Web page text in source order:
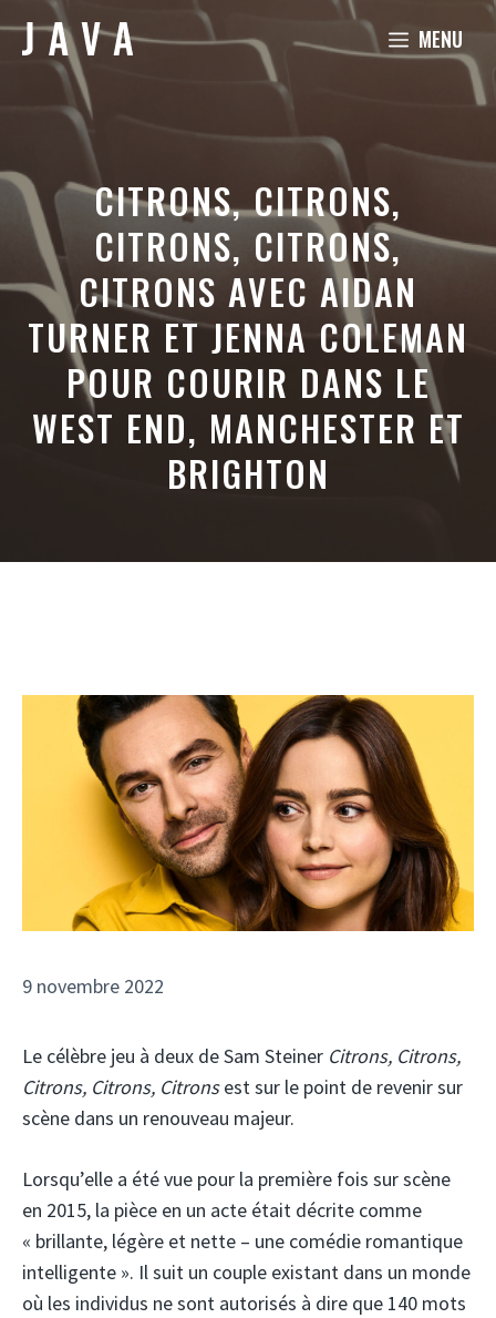
contenu
MENU
CITRONS, CITRONS,
CITRONS, CITRONS,
CITRONS AVEC AIDAN
TURNER ET JENNA COLEMAN
POUR COURIR DANS LE
WEST END, MANCHESTER ET
BRIGHTON
9 novembre 2022
Le célèbre jeu à deux de Sam Steiner Citrons, Citrons,
Citrons, Citrons, Citronsest sur le point de revenir sur
scène dans un renouveau majeur.
Lorsqu’elle a été vue pour la première fois sur scène
en 2015, la pièce en un acte était décrite comme
« brillante, légère et nette – une comédie romantique
intelligente ». Il suit un couple existant dans un monde
où les individus ne sont autorisés à dire que 140 mots